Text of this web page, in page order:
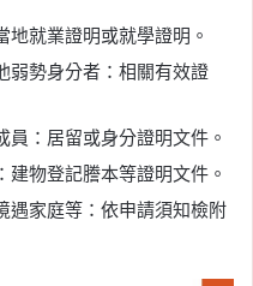
就業證明或就學證明。
弱勢身分者：相關有效證
：居留或身分證明文件。
物登記謄本等證明文件。
遇家庭等：依申請須知檢附